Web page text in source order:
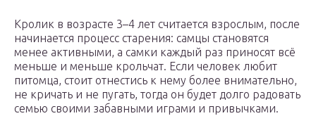
Кролик в возрасте 3–4 лет считается взрослым, после
начинается процесс старения: самцы становятся
менее активными, а самки каждый раз приносят всё
меньше и меньше крольчат. Если человек любит
питомца, стоит отнестись к нему более внимательно,
не кричать и не пугать, тогда он будет долго радовать
семью своими забавными играми и привычками.